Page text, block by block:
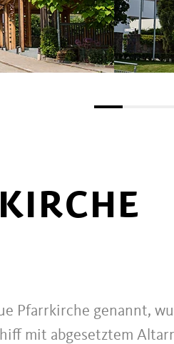
Pfarrkirche genannt,
mit abgesetztem